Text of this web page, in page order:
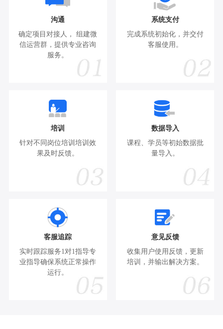
沟通
确定项目对接人， 组建微
信运营群，提供专业咨询
服务。
系统支付
完成系统初始化，并交付
客服使用。
培训
针对不同岗位培训培训效
果及时反馈。
数据导入
课程、学员等初始数据批
量导入。
客服追踪
实时跟踪服务1对1指导专
业指导确保系统正常操作
运行。
意见反馈
收集用户使用反馈，更新
培训，并输出解决方案。